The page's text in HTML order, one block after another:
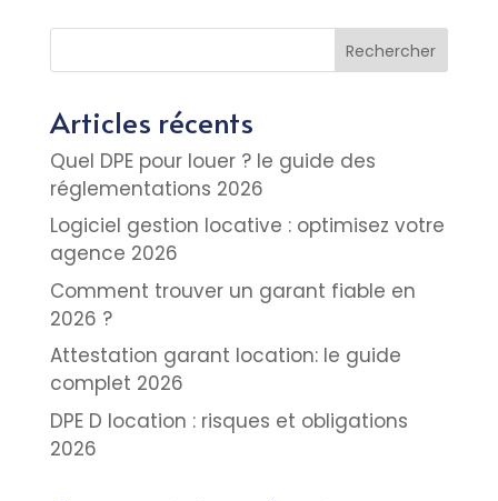
Rechercher
Articles récents
Quel DPE pour louer ? le guide des
réglementations 2026
Logiciel gestion locative : optimisez votre
agence 2026
Comment trouver un garant fiable en
2026 ?
Attestation garant location: le guide
complet 2026
DPE D location : risques et obligations
2026